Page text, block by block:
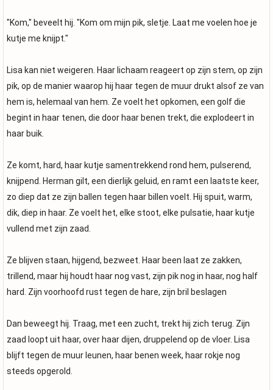
"Kom," beveelt hij. "Kom om mijn pik, sletje. Laat me voelen hoe je
kutje me knijpt."
Lisa kan niet weigeren. Haar lichaam reageert op zijn stem, op zijn
pik, op de manier waarop hij haar tegen de muur drukt alsof ze van
hem is, helemaal van hem. Ze voelt het opkomen, een golf die
begint in haar tenen, die door haar benen trekt, die explodeert in
haar buik.
Ze komt, hard, haar kutje samentrekkend rond hem, pulserend,
knijpend. Herman gilt, een dierlijk geluid, en ramt een laatste keer,
zo diep dat ze zijn ballen tegen haar billen voelt. Hij spuit, warm,
dik, diep in haar. Ze voelt het, elke stoot, elke pulsatie, haar kutje
vullend met zijn zaad.
Ze blijven staan, hijgend, bezweet. Haar been laat ze zakken,
trillend, maar hij houdt haar nog vast, zijn pik nog in haar, nog half
hard. Zijn voorhoofd rust tegen de hare, zijn bril beslagen
Dan beweegt hij. Traag, met een zucht, trekt hij zich terug. Zijn
zaad loopt uit haar, over haar dijen, druppelend op de vloer. Lisa
blijft tegen de muur leunen, haar benen week, haar rokje nog
steeds opgerold.